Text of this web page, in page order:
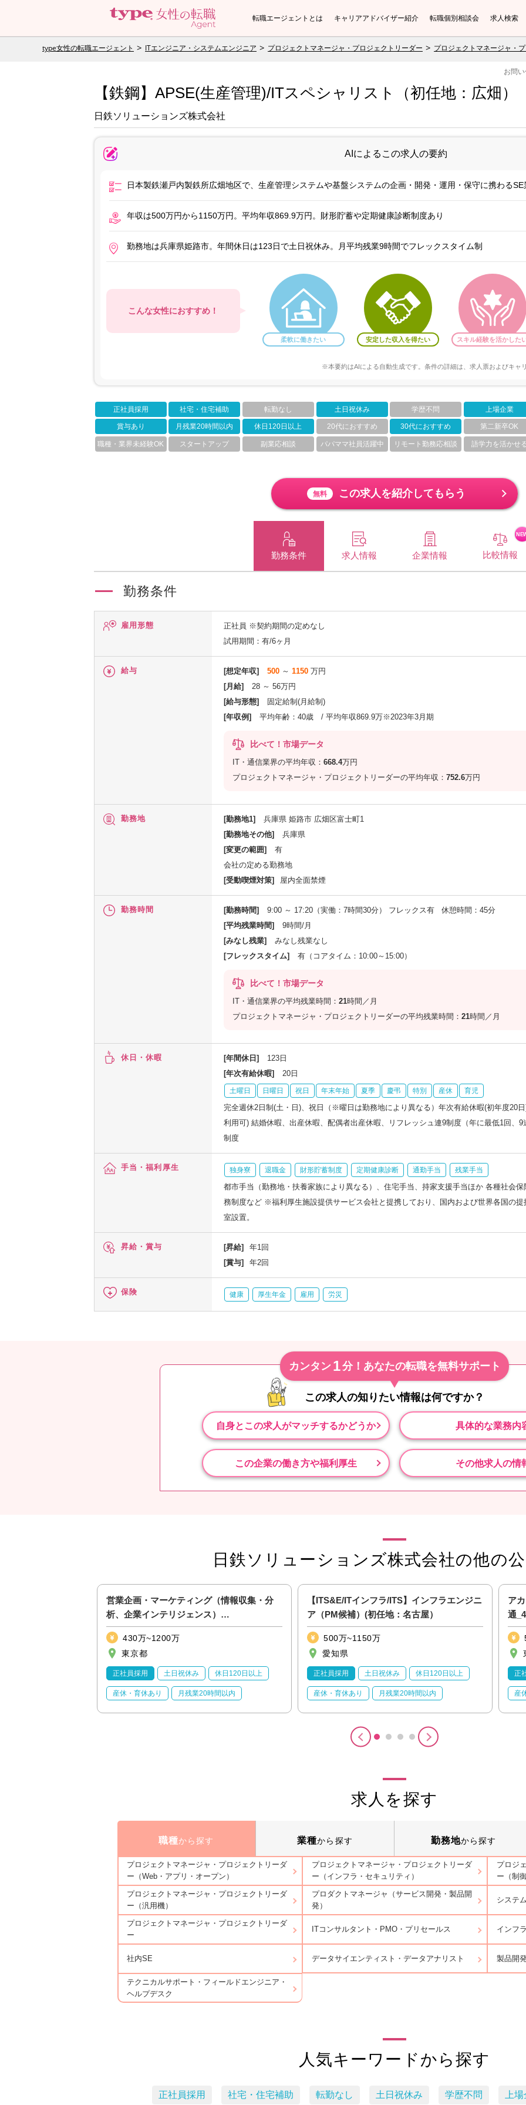
転職エージェントとは キャリアアドバイザー紹介 転職個別相談会 求人検索
type女性の転職エージェント ITエンジニア・システムエンジニア プロジェクトマネージャ・プロジェクトリーダー プロジェクトマネージャ・
お問
【鉄鋼】APSE(生産管理)/ITスペシャリスト（初任地：広畑）
日鉄ソリューションズ株式会社
AIによるこの求人の要約
日本製鉄瀬戸内製鉄所広畑地区で、生産管理システムや基盤システムの企画・開発・運用・保守に携わるSE
年収は500万円から1150万円。平均年収869.9万円。財形貯蓄や定期健康診断制度あり
勤務地は兵庫県姫路市。年間休日は123日で土日祝休み。月平均残業9時間でフレックスタイム制
こんな女性におすすめ！
柔軟に働きたい 安定した収入を得たい スキル経験を活かした
※本要約はAIによる自動生成です。条件の詳細は、求人票およびキャ
正社員採用 社宅・住宅補助 転勤なし 土日祝休み 学歴不問 上場企業
賞与あり 月残業20時間以内 休日120日以上 20代におすすめ 30代におすすめ 第二新卒OK
職種・業界未経験OK スタートアップ 副業応相談 パパママ社員活躍中 リモート勤務応相談 語学力を活かせ
無料 この求人を紹介してもらう
勤務条件 求人情報 企業情報 比較情報
勤務条件
雇用形態 正社員 ※契約期間の定めなし
試用期間：有/6ヶ月
給与 [想定年収] 500 ～ 1150 万円
[月給]
28 ～ 56万円
[給与形態]
固定給制(月給制)
[年収例]
平均年齢：40歳 / 平均年収869.9万※2023年3月期
比べて！市場データ
IT・通信業界の平均年収： 668.4万円
プロジェクトマネージャ・プロジェクトリーダーの平均年収： 752.6万円
勤務地 [勤務地1]
兵庫県 姫路市 広畑区富士町1
[勤務地その他]
兵庫県
[変更の範囲]
有
会社の定める勤務地
[受動喫煙対策]
屋内全面禁煙
勤務時間 [勤務時間]
9:00 ～ 17:20（実働：7時間30分） フレックス有 休憩時間：45分
[平均残業時間]
9時間/月
[みなし残業]
みなし残業なし
[フレックスタイム]
有（コアタイム：10:00～15:00）
比べて！市場データ
IT・通信業界の平均残業時間： 21時間／月
プロジェクトマネージャ・プロジェクトリーダーの平均残業時間： 21時間／月
休日・休暇 [年間休日]
123日
[年次有給休暇]
20日
土曜日 日曜日 祝日 年末年始 夏季 慶弔 特別 産休 育児
完全週休2日制(土・日)、祝日（※曜日は勤務地により異なる）年次有給休暇(初年度20
利用可) 結婚休暇、出産休暇、配偶者出産休暇、リフレッシュ連9制度（年に最低1回、
制度
手当・福利厚生 独身寮 退職金 財形貯蓄制度 定期健康診断 通勤手当 残業手当
都市手当（勤務地・扶養家族により異なる）、住宅手当、持家支援手当ほか 各種社会
務制度など ※福利厚生施設提供サービス会社と提携しており、国内および世界各国の
室設置。
昇給・賞与 [昇給]
年1回
[賞与]
年2回
保険 健康 厚生年金 雇用 労災
カンタン 1分！あなたの転職を無料サポート
この求人の知りたい情報は何ですか？
自身とこの求人がマッチするかどうか 具体的な業務内
この企業の働き方や福利厚生 その他求人の情
日鉄ソリューションズ株式会社の他の
営業企画・マーケティング（情報収集・分
析、企業インテリジェンス）
【ITS&E/S&M2_39】
430万~1200万
東京都
正社員採用 土日祝休み 休日120日以上
産休・育休あり 月残業20時間以内
【ITS&E/ITインフラ/ITS】インフラエンジニ
ア（PM候補）(初任地：名古屋）
500万~1150万
愛知県
正社員採用 土日祝休み 休日120日以上
産休・育休あり 月残業20時間以内
ア
通
正
産
求人を探す
職種から探す 業種から探す 勤務地から探す
プロジェクトマネージャ・プロジェクトリーダ
ー（Web・アプリ・オープン）
プロジェクトマネージャ・プロジェクトリーダ
ー（インフラ・セキュリティ）
プロジ
ー（制
プロジェクトマネージャ・プロジェクトリーダ
ー（汎用機）
プロダクトマネージャ（サービス開発・製品開
発）
システ
プロジェクトマネージャ・プロジェクトリーダ
ー
ITコンサルタント・PMO・プリセールス インフ
社内SE データサイエンティスト・データアナリスト 製品開
テクニカルサポート・フィールドエンジニア・
ヘルプデスク
人気キーワードから探す
正社員採用 社宅・住宅補助 転勤なし 土日祝休み 学歴不問 上